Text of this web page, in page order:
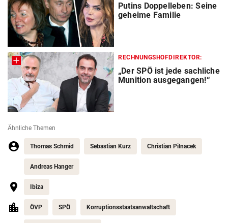
Putins Doppelleben: Seine
geheime Familie
RECHNUNGSHOFDIREKTOR:
„Der SPÖ ist jede sachliche
Munition ausgegangen!“
Ähnliche Themen
Thomas Schmid Sebastian Kurz Christian Pilnacek
Andreas Hanger
Ibiza
ÖVP SPÖ Korruptionsstaatsanwaltschaft